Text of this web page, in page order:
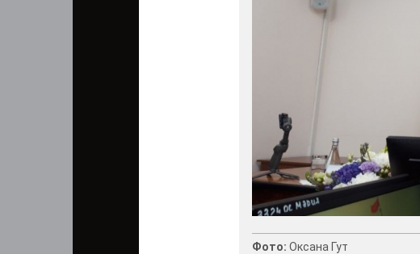
Фото: Оксана Гут